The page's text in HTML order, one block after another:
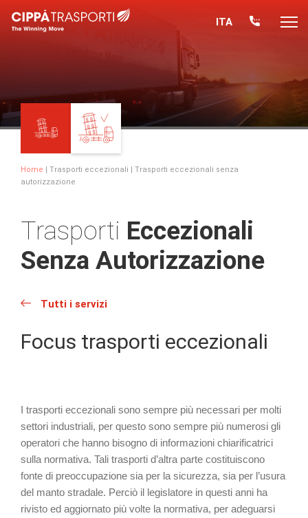
ITA
Home | Trasporti eccezionali | Trasporti eccezionali senza
autorizzazione
Trasporti Eccezionali
Senza Autorizzazione
Tutti i servizi
Focus trasporti eccezionali
I trasporti eccezionali sono sempre più necessari per molti
settori industriali, per questo sono sempre più numerosi gli
operatori che hanno bisogno di informazioni chiarificatrici
sulla normativa. Tali trasporti d’altra parte costituiscono
fonte di preoccupazione sia per la sicurezza, sia per l’usura
del manto stradale. Perciò il legislatore in questi anni ha
rivisto ed aggiornato più volte la normativa, per adeguarsi